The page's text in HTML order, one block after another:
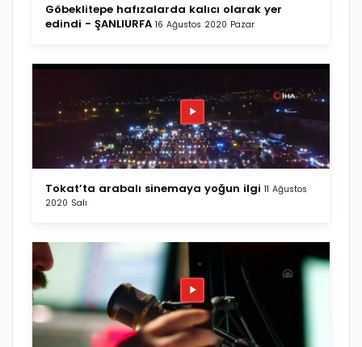
Göbeklitepe hafızalarda kalıcı olarak yer
edindi - ŞANLIURFA 16 Ağustos 2020 Pazar
Tokat’ta arabalı sinemaya yoğun ilgi 11 Ağustos
2020 Salı